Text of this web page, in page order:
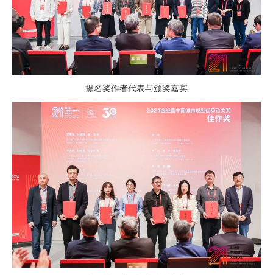
提名奖作者代表与颁奖嘉宾